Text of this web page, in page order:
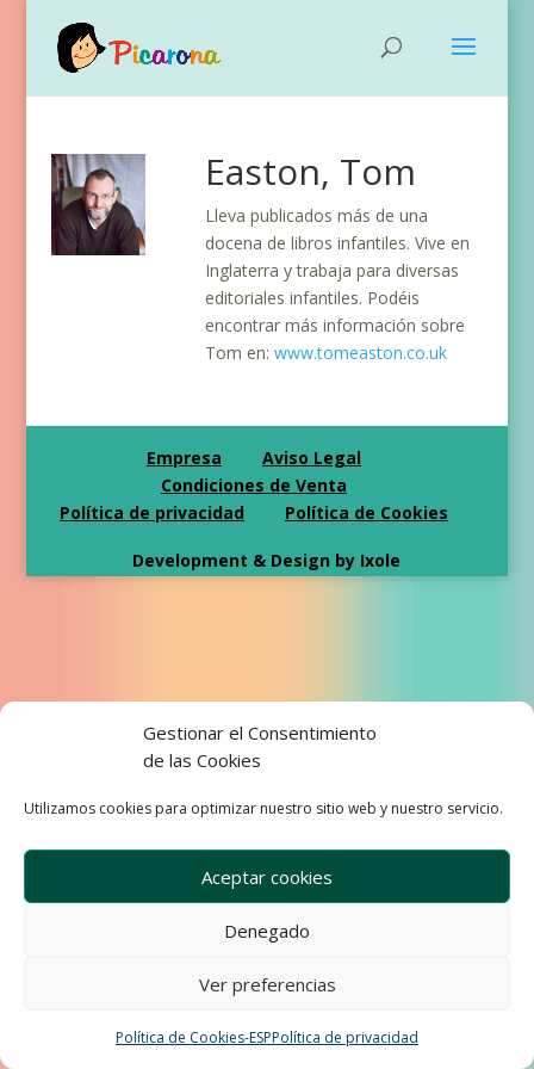
Gestionar el Consentimiento
de las Cookies
Utilizamos cookies para optimizar nuestro sitio web y nuestro servicio.
Aceptar cookies
Denegado
Ver preferencias
Política de Cookies-ESPPolítica de privacidad
Easton, Tom
Lleva publicados más de una
docena de libros infantiles. Vive en
Inglaterra y trabaja para diversas
editoriales infantiles. Podéis
encontrar más información sobre
Tom en:www.tomeaston.co.uk
Empresa
Aviso Legal
Condiciones de Venta
Política de privacidad
Política de Cookies
Development & Design by Ixole